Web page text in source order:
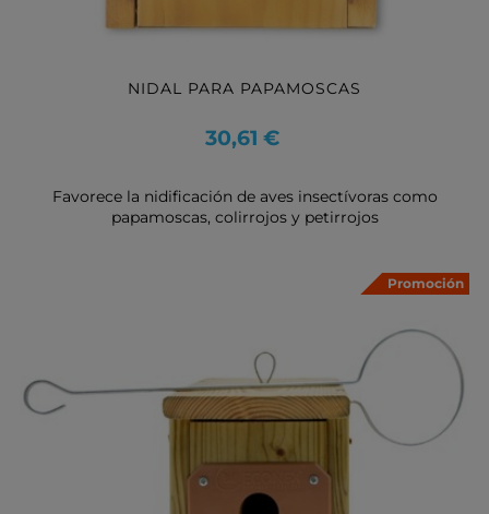
NIDAL PARA PAPAMOSCAS
Precio
30,61 €
Favorece la nidificación de aves insectívoras como
papamoscas, colirrojos y petirrojos
Promoción